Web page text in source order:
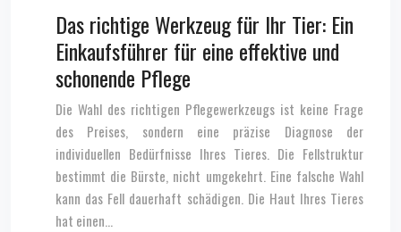
Das richtige Werkzeug für Ihr Tier: Ein
Einkaufsführer für eine effektive und
schonende Pflege
Die Wahl des richtigen Pflegewerkzeugs ist keine Frage
des Preises, sondern eine präzise Diagnose der
individuellen Bedürfnisse Ihres Tieres. Die Fellstruktur
bestimmt die Bürste, nicht umgekehrt. Eine falsche Wahl
kann das Fell dauerhaft schädigen. Die Haut Ihres Tieres
hat einen…